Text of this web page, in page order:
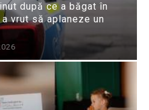
după ce a băgat în
vrut să aplaneze un